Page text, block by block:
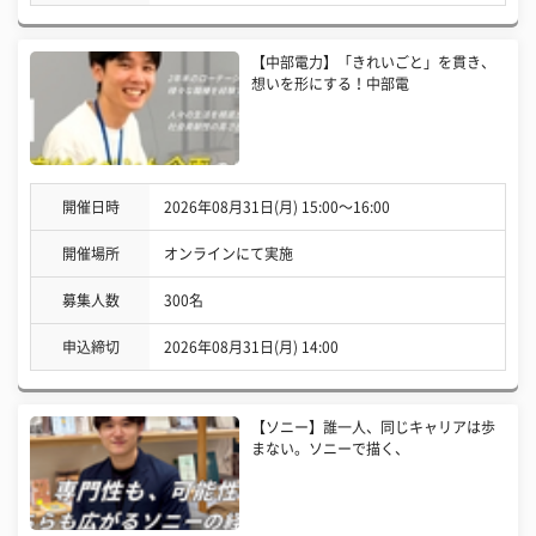
【中部電力】「きれいごと」を貫き、
想いを形にする！中部電
開催日時 2026年08月31日(月) 15:00〜16:00
開催場所 オンラインにて実施
募集人数 300名
申込締切 2026年08月31日(月) 14:00
【ソニー】誰一人、同じキャリアは歩
まない。ソニーで描く、